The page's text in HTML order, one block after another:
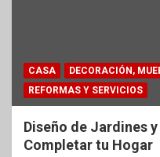
CASA
DECORACIÓN,
REFORMAS Y SERVICIOS
Diseño de Jardines
Completar tu Hogar